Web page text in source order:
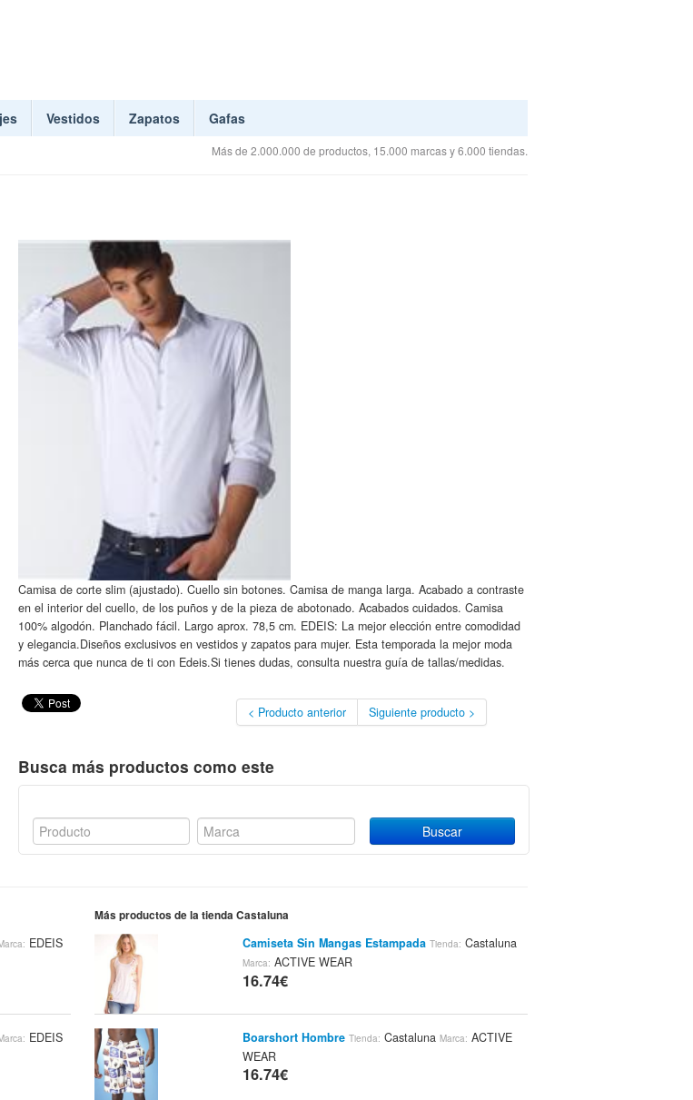
Vestidos Zapatos Gafas
Más de 2.000.000 de productos, 15.000 marcas y 6.000 tiendas.
Camisa de corte slim (ajustado). Cuello sin botones. Camisa de manga larga. Acabado a contraste
en el interior del cuello, de los puños y de la pieza de abotonado. Acabados cuidados. Camisa
100% algodón. Planchado fácil. Largo aprox. 78,5 cm. EDEIS: La mejor elección entre comodidad
y elegancia.Diseños exclusivos en vestidos y zapatos para mujer. Esta temporada la mejor moda
más cerca que nunca de ti con Edeis.Si tienes dudas, consulta nuestra guía de tallas/medidas.
< Producto anterior Siguiente producto >
Busca más productos como este
EDEIS
EDEIS
Más productos de la tienda Castaluna
Camiseta Sin Mangas Estampada Tienda: Castaluna
Marca: ACTIVE WEAR
16.74€
Boarshort Hombre Tienda: Castaluna Marca: ACTIVE
WEAR
16.74€